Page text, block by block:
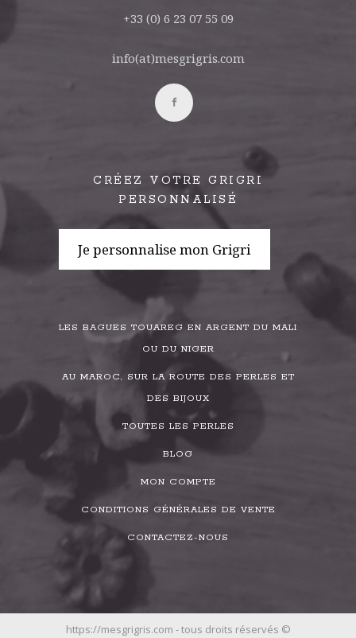
+33 (0) 6 23 07 55 09
info(at)mesgrigris.com
CRÉEZ VOTRE GRIGRI
PERSONNALISÉ
Je personnalise mon Grigri
LES BAGUES TOUAREG EN ARGENT DU MALI
OU DU NIGER
AU MAROC, SUR LA ROUTE DES PERLES ET
DES BIJOUX
TOUTES LES PERLES
BLOG
MON COMPTE
CONDITIONS GÉNÉRALES DE VENTE
CONTACTEZ-NOUS
https://mesgrigris.com - tous droits réservés ©